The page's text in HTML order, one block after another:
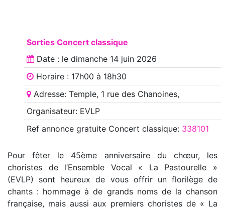
Sorties Concert classique
Date : le dimanche 14 juin 2026
Horaire : 17h00 à 18h30
Adresse: Temple, 1 rue des Chanoines,
Organisateur: EVLP
Ref annoncegratuite Concert classique: 338101
Pour fêter le 45ème anniversaire du chœur, les
choristes de l’Ensemble Vocal « La Pastourelle »
(EVLP) sont heureux de vous offrir un florilège de
chants : hommage à de grands noms de la chanson
française, mais aussi aux premiers choristes de « La